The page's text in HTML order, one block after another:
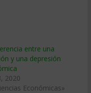
entre una
y una depresión
2020
Económicas»